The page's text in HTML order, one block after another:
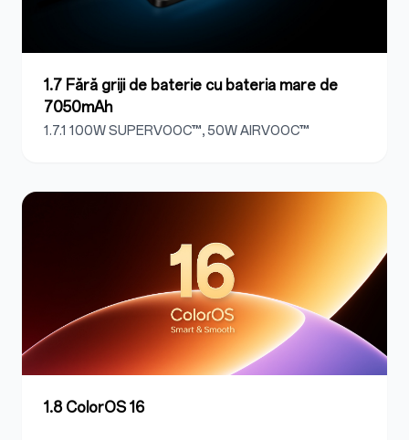
1.7 Fără griji de baterie cu bateria mare de
7050mAh
1.7.1 100W SUPERVOOC™, 50W AIRVOOC™
1.8 ColorOS 16